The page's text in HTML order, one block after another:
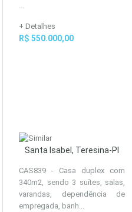
...
+ Detalhes
R$ 550.000,00
Santa Isabel, Teresina-PI
CAS839 - Casa duplex com
340m2, sendo 3 suítes, salas,
varandas, dependência de
empregada, banh...